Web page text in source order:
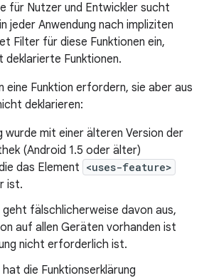
für Nutzer und Entwickler sucht
jeder Anwendung nach impliziten
Filter für diese Funktionen ein,
deklarierte Funktionen.
eine Funktion erfordern, sie aber aus
deklarieren:
wurde mit einer älteren Version der
(Android 1.5 oder älter)
das Element <uses-feature>
ist.
fälschlicherweise davon aus,
auf allen Geräten vorhanden ist
nicht erforderlich ist.
die Funktionserklärung